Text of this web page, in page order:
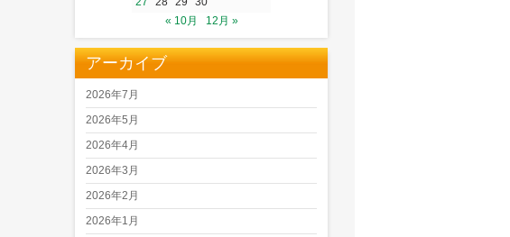
« 10月
12月 »
アーカイブ
2026年7月
2026年5月
2026年4月
2026年3月
2026年2月
2026年1月